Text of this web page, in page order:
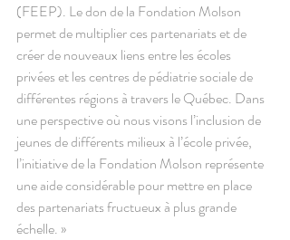
(FEEP). Le don de la Fondation Molson
permet de multiplier ces partenariats et de
créer de nouveaux liens entre les écoles
privées et les centres de pédiatrie sociale de
différentes régions à travers le Québec. Dans
une perspective où nous visons l’inclusion de
jeunes de différents milieux à l’école privée,
l’initiative de la Fondation Molson représente
une aide considérable pour mettre en place
des partenariats fructueux à plus grande
échelle. »